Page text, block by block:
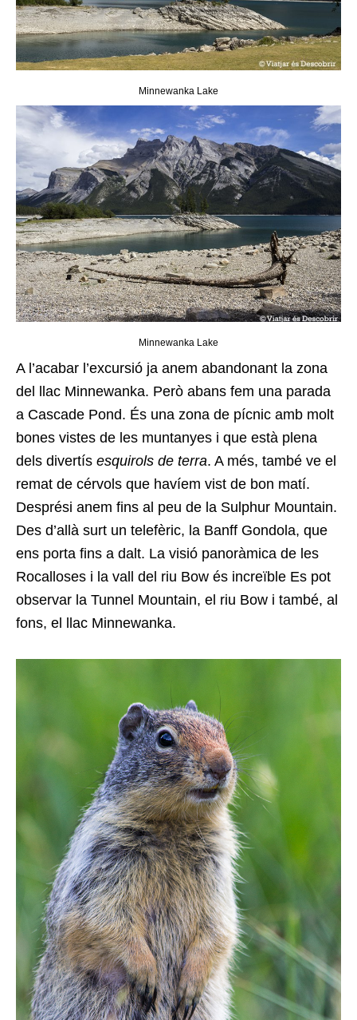
Minnewanka Lake
Minnewanka Lake
A l’acabar l’excursió ja anem abandonant la zona
del llac Minnewanka. Però abans fem una parada
a Cascade Pond. És una zona de pícnic amb molt
bones vistes de les muntanyes i que està plena
dels divertís esquirols de terra. A més, també ve el
remat de cérvols que havíem vist de bon matí.
Desprési anem fins al peu de la Sulphur Mountain.
Des d’allà surt un telefèric, la Banff Gondola, que
ens porta fins a dalt. La visió panoràmica de les
Rocalloses i la vall del riu Bow és increïble Es pot
observar la Tunnel Mountain, el riu Bow i també, al
fons, el llac Minnewanka.